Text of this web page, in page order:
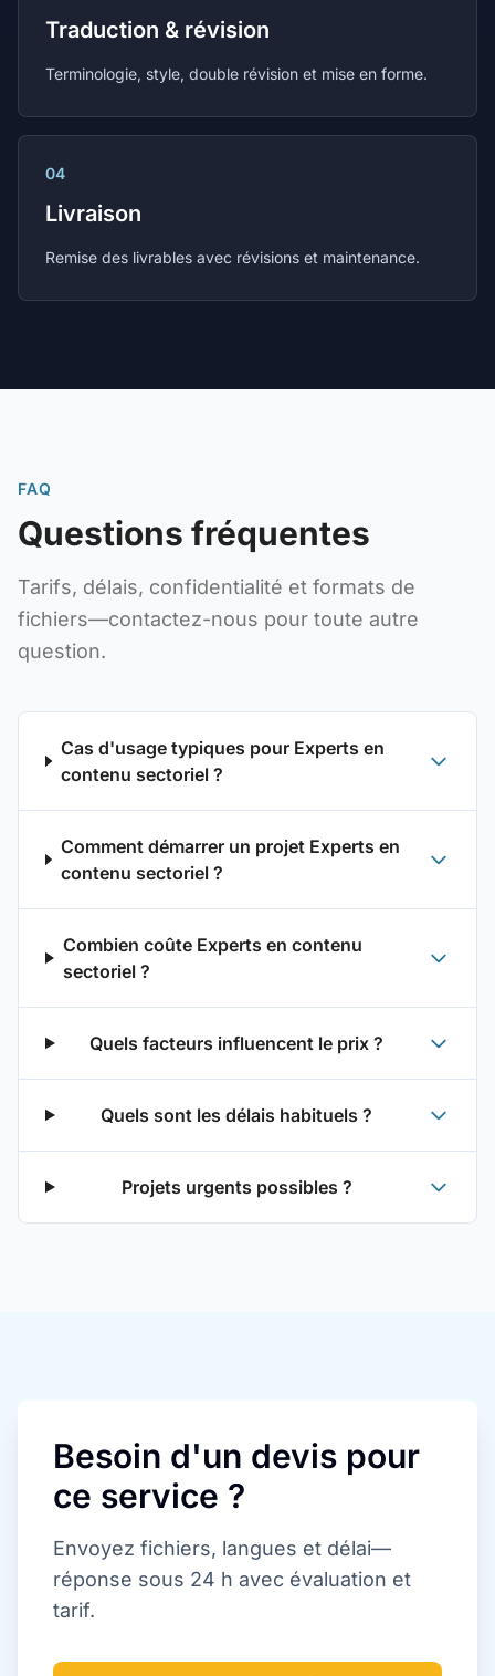
Traduction & révision
Terminologie, style, double révision et mise en forme.
04
Livraison
Remise des livrables avec révisions et maintenance.
FAQ
Questions fréquentes
Tarifs, délais, confidentialité et formats de
fichiers—contactez-nous pour toute autre
question.
Cas d'usage typiques pour Experts en
contenu sectoriel ?
Comment démarrer un projet Experts en
contenu sectoriel ?
Combien coûte Experts en contenu
sectoriel ?
Quels facteurs influencent le prix ?
Quels sont les délais habituels ?
Projets urgents possibles ?
Besoin d'un devis pour
ce service ?
Envoyez fichiers, langues et délai—
réponse sous 24 h avec évaluation et
tarif.